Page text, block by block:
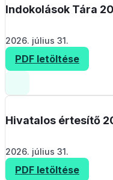
Indokolások Tára
2026. július 31.
PDF letöltése
Hivatalos értesítő
2026. július 31.
PDF letöltése